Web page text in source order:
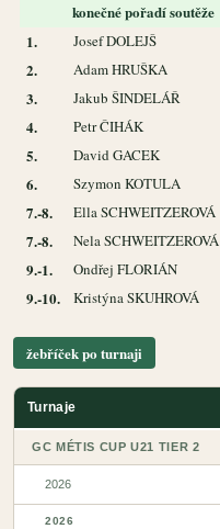
konečné pořadí soutěže
1.
Josef DOLEJŠ
2.
Adam HRUŠKA
3.
Jakub ŠINDELÁŘ
4.
Petr ČIHÁK
5.
David GACEK
6.
Szymon KOTULA
7.-8.
Ella SCHWEITZEROVÁ
7.-8.
Nela SCHWEITZEROVÁ
9.-1.
Ondřej FLORIÁN
9.-10.
Kristýna SKUHROVÁ
žebříček po turnaji
Turnaje
GC MÉTIS CUP U21 TIER 2
2026
2026